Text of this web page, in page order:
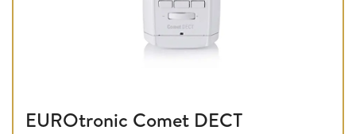
EUROtronic Comet DECT